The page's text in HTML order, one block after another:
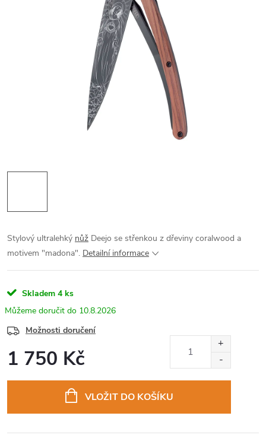
Stylový ultralehký nůž Deejo se střenkou z dřeviny coralwood a
motivem "madona". Detailní informace
Skladem 4 ks
10.8.2026
Možnosti doručení
1 750 Kč
VLOŽIT DO KOŠÍKU